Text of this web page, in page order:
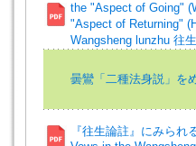
the "Aspect of Going"
"Aspect of Returning"
Wangsheng lunzhu 往
曇鸞「二種法身説」を
『往生論註』にみられ